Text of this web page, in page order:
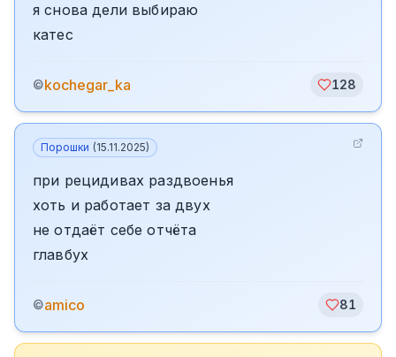
я снова дели выбираю
катес
©kochegar_ka 128
Порошки (15.11.2025)
при рецидивах раздвоенья
хоть и работает за двух
не отдаёт себе отчёта
главбух
©amico 81